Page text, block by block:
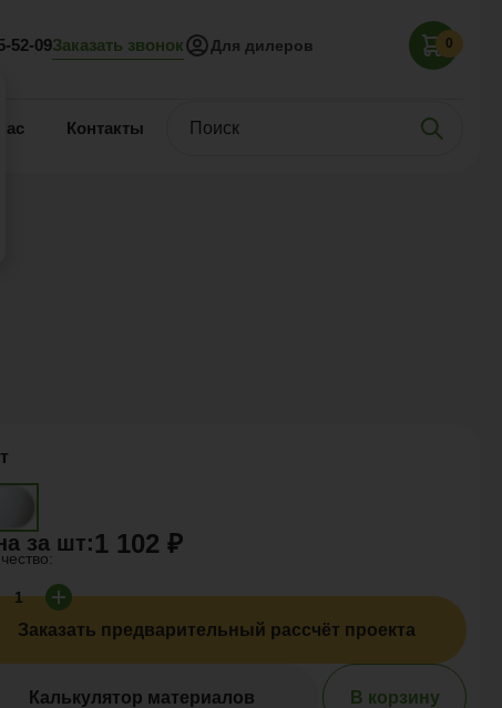
52-09Заказать звонок Для дилеров 0
Контакты
за шт:1 102 ₽
Заказать предварительный рассчёт проекта
Калькулятор материалов В корзину